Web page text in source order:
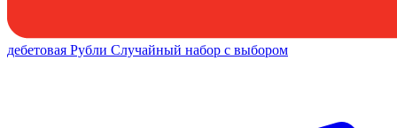
дебетовая Рубли Случайный набор с выбором